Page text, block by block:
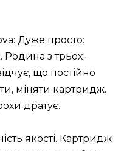
Дуже просто:
Родина з трьох-
що постійно
міняти картридж.
дратує.
якості. Картридж